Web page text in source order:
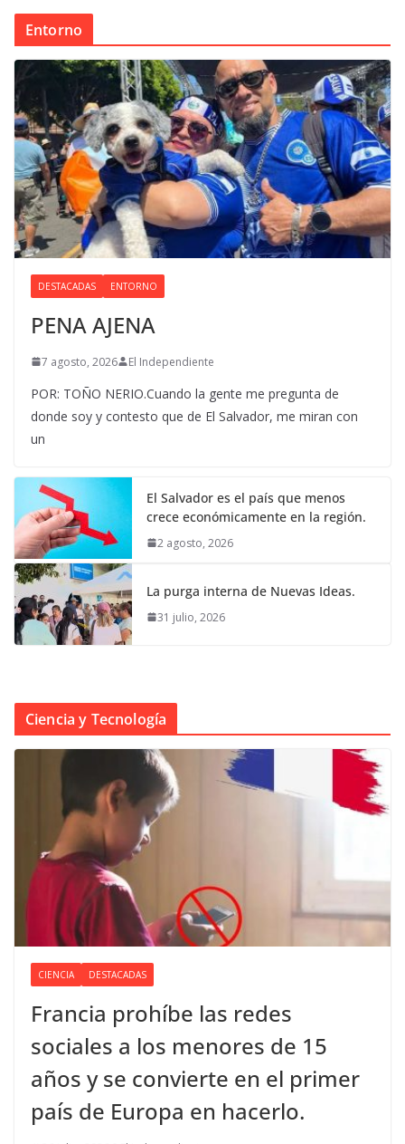
Entorno
DESTACADAS ENTORNO
PENA AJENA
7 agosto, 2026 El Independiente
POR: TOÑO NERIO.Cuando la gente me pregunta de
donde soy y contesto que de El Salvador, me miran con
un
El Salvador es el país que menos
crece económicamente en la región.
2 agosto, 2026
La purga interna de Nuevas Ideas.
31 julio, 2026
Ciencia y Tecnología
CIENCIA DESTACADAS
Francia prohíbe las redes
sociales a los menores de 15
años y se convierte en el primer
país de Europa en hacerlo.